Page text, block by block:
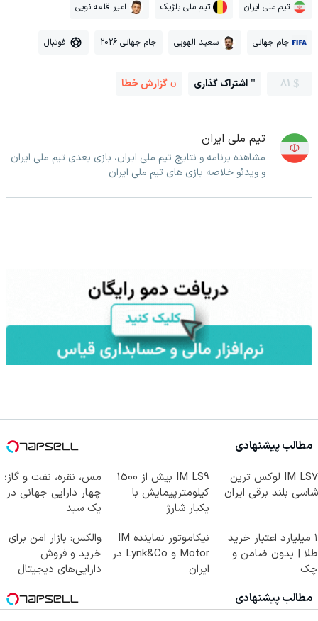
تیم ملی ایران تیم ملی بلژیک امیر قلعه نویی
جام جهانی سعید الهویی جام جهانی 2026 فوتبال
81 اشتراک گذاری گزارش خطا
تیم ملی ایران
مشاهده برنامه و نتایج تیم ملی ایران، بازی بعدی تیم ملی ایران
و ویدئو خلاصه بازی های تیم ملی ایران
مطالب پیشنهادی
IM LS7 لوکس ترین
شاسی بلند برقی ایران
IM LS9 بیش از 1500
کیلومترپیمایش با
یکبار شارژ
مس، نقره، نفت و گاز؛
چهار دارایی جهانی در
یک سبد
۱ میلیارد اعتبار خرید
طلا | بدون ضامن و
چک
نیکاموتور نماینده IM
Motor و Lynk&Co در
ایران
والکس: بازار امن برای
خرید و فروش
دارایی‌های دیجیتال
مطالب پیشنهادی